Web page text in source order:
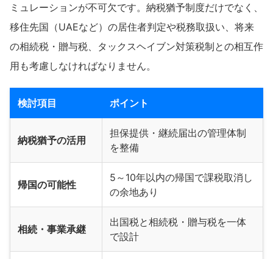
ミュレーションが不可欠です。納税猶予制度だけでなく、
移住先国（UAEなど）の居住者判定や税務取扱い、将来
の相続税・贈与税、タックスヘイブン対策税制との相互作
用も考慮しなければなりません。
検討項目 ポイント
納税猶予の活用
担保提供・継続届出の管理体制
を整備
帰国の可能性
5～10年以内の帰国で課税取消し
の余地あり
相続・事業承継
出国税と相続税・贈与税を一体
で設計